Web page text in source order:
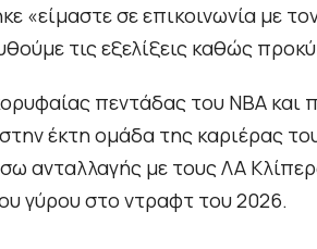
σε επικοινωνία με
τις εξελίξεις καθώς
πεντάδας του NBA
έκτη ομάδα της καριέρας
ανταλλαγής με τους ΛΑ
γύρου στο ντραφτ του 2026.